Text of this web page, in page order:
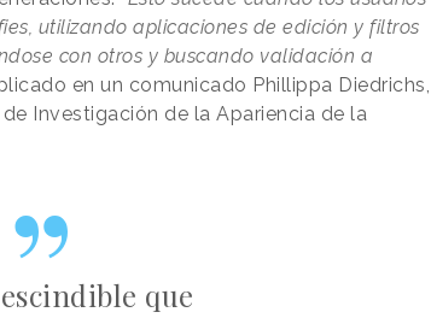
utilizando aplicaciones de edición y filtros
con otros y buscando validación a
en un comunicado Phillippa Diedrichs,
Investigación de la Apariencia de la
que